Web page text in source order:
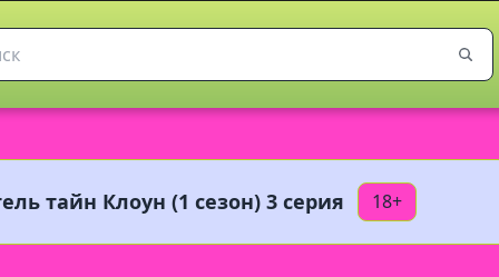
тайн Клоун (1 сезон) 3 серия 18+